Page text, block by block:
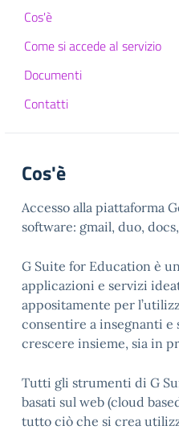
Cos'è
Come si accede al servizio
Documenti
Contatti
Cos'è
Accesso alla piattaforma
software: gmail, duo,
G Suite for Education è
applicazioni e servizi
appositamente per
consentire a insegnanti
crescere insieme, sia in
Tutti gli strumenti di G
basati sul web (cloud
tutto ciò che si crea